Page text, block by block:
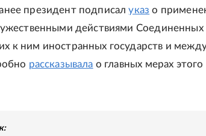
президент подписалуказ о
действиями
к ним иностранных государств и
рассказывала о главных мерах этого